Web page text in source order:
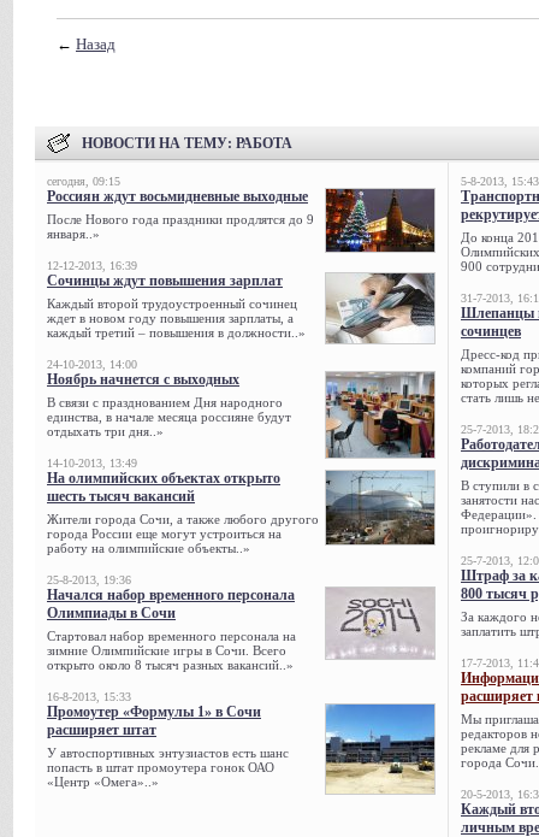
← Назад
НОВОСТИ НА ТЕМУ: РАБОТА
сегодня, 09:15
Россиян ждут восьмидневные выходные
После Нового года праздники продлятся до 9
января..»
12-12-2013, 16:39
Сочинцы ждут повышения зарплат
Каждый второй трудоустроенный сочинец
ждет в новом году повышения зарплаты, а
каждый третий – повышения в должности..»
24-10-2013, 14:00
Ноябрь начнется с выходных
В связи с празднованием Дня народного
единства, в начале месяца россияне будут
отдыхать три дня..»
14-10-2013, 13:49
На олимпийских объектах открыто
шесть тысяч вакансий
Жители города Сочи, а также любого другого
города России еще могут устроиться на
работу на олимпийские объекты..»
25-8-2013, 19:36
Начался набор временного персонала
Олимпиады в Сочи
Стартовал набор временного персонала на
зимние Олимпийские игры в Сочи. Всего
открыто около 8 тысяч разных вакансий..»
16-8-2013, 15:33
Промоутер «Формулы 1» в Сочи
расширяет штат
У автоспортивных энтузиастов есть шанс
попасть в штат промоутера гонок ОАО
«Центр «Омега»..»
5-8-2013, 15:43
До конца
900
31-7-2013,
Шлепанцы
сочинцев
Дресс-код
компаний
которых
стать лишь
25-7-2013,
В ступили в
занятости
Федерации».
25-7-2013,
Штраф за
800 тысяч
За каждого
заплатить
17-7-2013,
расширяет
Мы
редакторов
рекламе для
города
20-5-2013,
Каждый
личным